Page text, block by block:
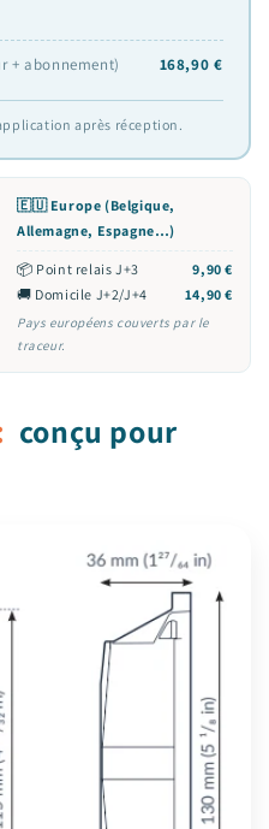
+ abonnement) 168,90 €
après réception.
🇪🇺 Europe (Belgique,
Allemagne, Espagne…)
📦 Point relais J+3
9,90 €
🚚 Domicile J+2/J+4
14,90 €
Pays européens couverts par le
traceur.
conçu pour